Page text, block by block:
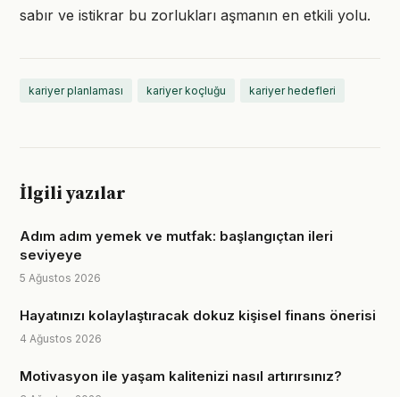
sabır ve istikrar bu zorlukları aşmanın en etkili yolu.
kariyer planlaması kariyer koçluğu kariyer hedefleri
İlgili yazılar
Adım adım yemek ve mutfak: başlangıçtan ileri
seviyeye
5 Ağustos 2026
Hayatınızı kolaylaştıracak dokuz kişisel finans önerisi
4 Ağustos 2026
Motivasyon ile yaşam kalitenizi nasıl artırırsınız?